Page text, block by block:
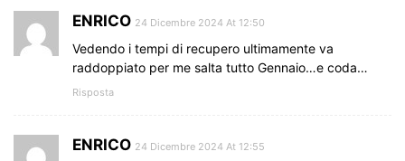
ENRICO 24 Dicembre 2024 At 12:50
Vedendo i tempi di recupero ultimamente va
raddoppiato per me salta tutto Gennaio…e coda…
Risposta
ENRICO 24 Dicembre 2024 At 12:55